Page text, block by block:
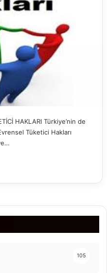
HAKLARI Türkiye’nin de
Tüketici Hakları
105